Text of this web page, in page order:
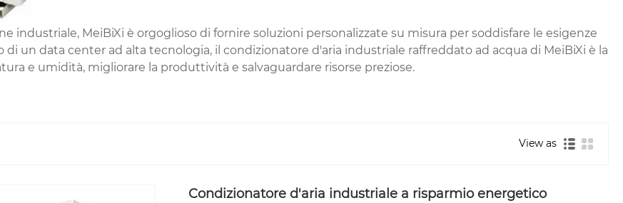
industriale, MeiBiXi è orgoglioso di fornire soluzioni personalizzate su misura per soddisfare le esigenze
un data center ad alta tecnologia, il condizionatore d'aria industriale raffreddato ad acqua di MeiBiXi è la
e umidità, migliorare la produttività e salvaguardare risorse preziose.
View as
Condizionatore d'aria industriale a risparmio energetico